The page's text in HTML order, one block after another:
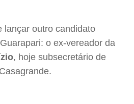
lançar outro candidato
o ex-vereador da
, hoje subsecretário de